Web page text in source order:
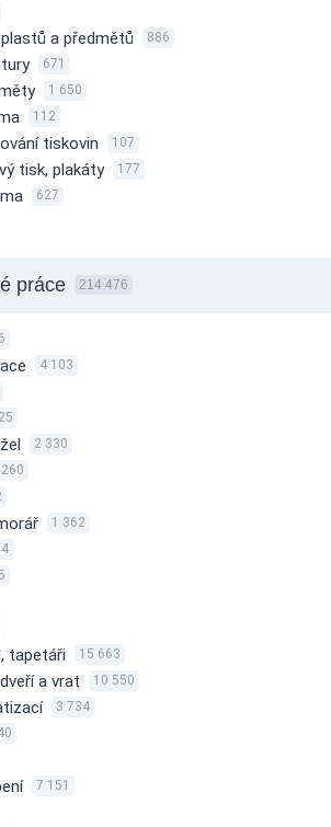
a předmětů 886
671
1 650
112
tiskovin 107
tisk, plakáty 177
627
práce 214 476
4 103
2 330
1 362
tapetáři 15 663
a vrat 10 550
3 734
7 151